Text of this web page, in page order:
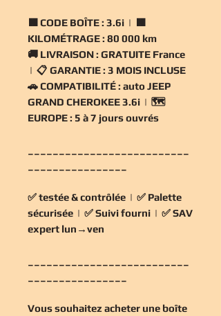
🟧CODE BOÎTE : 3.6i | 🟧
KILOMÉTRAGE : 80 000 km
🚚 LIVRAISON : GRATUITE France
| 📋 GARANTIE : 3 MOIS INCLUSE
🚗COMPATIBILITÉ : auto JEEP
GRAND CHEROKEE 3.6i | 🗺️
EUROPE : 5 à 7 jours ouvrés
✅testée & contrôlée | ✅ Palette
sécurisée | ✅Suivi fourni | ✅SAV
expert lun→ven
Vous souhaitez acheter une boîte